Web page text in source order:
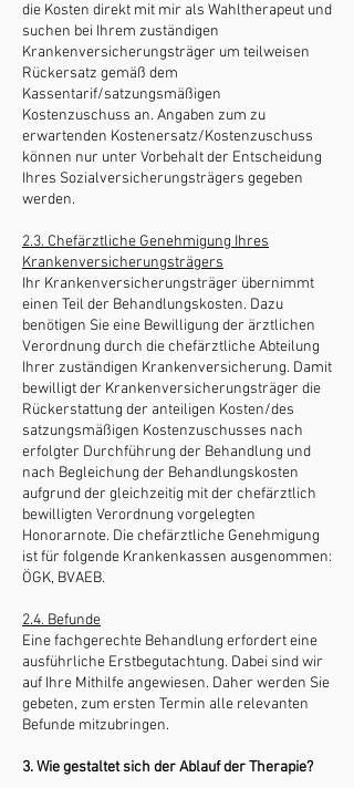
die Kosten direkt mit mir als Wahltherapeut und
suchen bei Ihrem zuständigen
Krankenversicherungsträger um teilweisen
Rückersatz gemäß dem
Kassentarif/satzungsmäßigen
Kostenzuschuss an. Angaben zum zu
erwartenden Kostenersatz/Kostenzuschuss
können nur unter Vorbehalt der Entscheidung
Ihres Sozialversicherungsträgers gegeben
werden.
2.3. Chefärztliche Genehmigung Ihres
Krankenversicherungsträgers
Ihr Krankenversicherungsträger übernimmt
einen Teil der Behandlungskosten. Dazu
benötigen Sie eine Bewilligung der ärztlichen
Verordnung durch die chefärztliche Abteilung
Ihrer zuständigen Krankenversicherung. Damit
bewilligt der Krankenversicherungsträger die
Rückerstattung der anteiligen Kosten/des
satzungsmäßigen Kostenzuschusses nach
erfolgter Durchführung der Behandlung und
nach Begleichung der Behandlungskosten
aufgrund der gleichzeitig mit der chefärztlich
bewilligten Verordnung vorgelegten
Honorarnote. Die chefärztliche Genehmigung
ist für folgende Krankenkassen ausgenommen:
ÖGK, BVAEB.
2.4. Befunde
Eine fachgerechte Behandlung erfordert eine
ausführliche Erstbegutachtung. Dabei sind wir
auf Ihre Mithilfe angewiesen. Daher werden Sie
gebeten, zum ersten Termin alle relevanten
Befunde mitzubringen.
3. Wie gestaltet sich der Ablauf der Therapie?